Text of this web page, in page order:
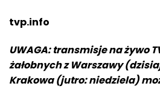
tvp.info
UWAGA: transmisje na żywo
żałobnych z Warszawy
Krakowa (jutro: niedziela)